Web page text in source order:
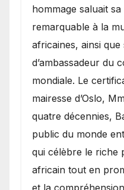
hommage saluait
remarquable à la
africaines, ainsi
d’ambassadeur du
mondiale. Le
mairesse d’Oslo,
quatre décennies,
public du monde
qui célèbre le riche
africain tout en